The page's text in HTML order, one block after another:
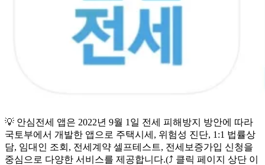
💡 안심전세 앱은 2022년 9월 1일 전세 피해방지 방안에 따라
국토부에서 개발한 앱으로 주택시세, 위험성 진단, 1:1 법률상
담, 임대인 조회, 전세계약 셀프테스트, 전세보증가입 신청을
중심으로 다양한 서비스를 제공합니다.(⤴️ 클릭 페이지 상단 이